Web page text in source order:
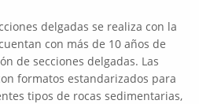
delgadas se realiza con la
con más de 10 años de
de secciones delgadas. Las
formatos estandarizados para
tipos de rocas sedimentarias,